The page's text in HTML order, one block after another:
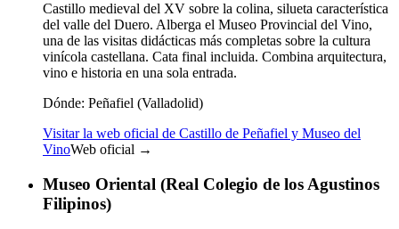
Castillo medieval del XV sobre la colina, silueta característica
del valle del Duero. Alberga el Museo Provincial del Vino,
una de las visitas didácticas más completas sobre la cultura
vinícola castellana. Cata final incluida. Combina arquitectura,
vino e historia en una sola entrada.
Dónde: Peñafiel (Valladolid)
Visitar la web oficial de Castillo de Peñafiel y Museo del
VinoWeb oficial →
Museo Oriental (Real Colegio de los Agustinos
Filipinos)